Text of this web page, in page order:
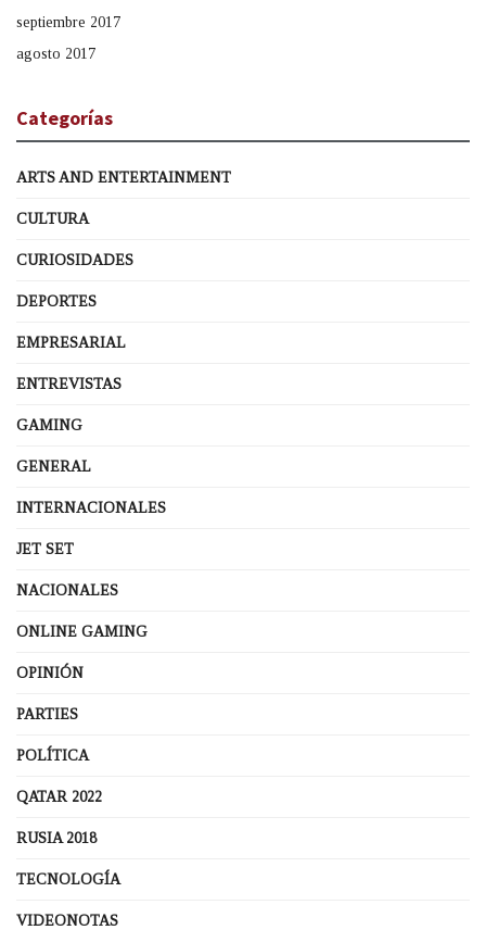
septiembre 2017
agosto 2017
Categorías
ARTS AND ENTERTAINMENT
CULTURA
CURIOSIDADES
DEPORTES
EMPRESARIAL
ENTREVISTAS
GAMING
GENERAL
INTERNACIONALES
JET SET
NACIONALES
ONLINE GAMING
OPINIÓN
PARTIES
POLÍTICA
QATAR 2022
RUSIA 2018
TECNOLOGÍA
VIDEONOTAS